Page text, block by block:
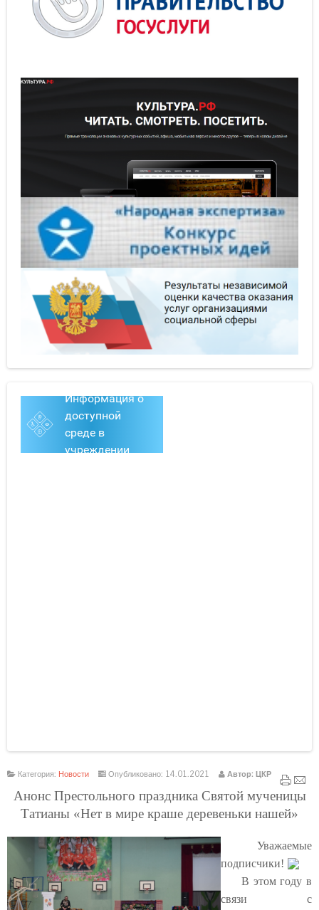
Бесплатные шаблоныJoomla
Категория: Новости Опубликовано: 14.01.2021 Автор: ЦКР
Анонс Престольного праздника Святой мученицы
Татианы «Нет в мире краше деревеньки нашей»
Уважаемые
подписчики!
В этом году в
связи с